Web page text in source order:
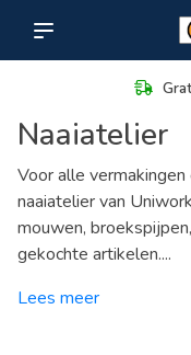
vanaf 50,-
Naaiatelier
Voor alle
naaiatelier van
mouwen,
gekochte artikelen....
Lees meer